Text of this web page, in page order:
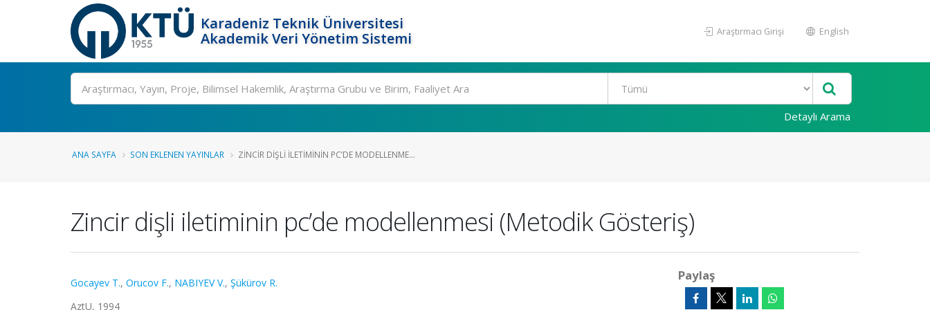
Karadeniz Teknik Üniversitesi
Akademik Veri Yönetim Sistemi
Araştırmacı Girişi English
Ara
Detaylı Arama
ANA SAYFA SON EKLENEN YAYINLAR ZINCIR DIŞLI ILETIMININ PC’DE MODELLENME...
Zincir dişli iletiminin pc’de modellenmesi (Metodik Gösteriş)
Gocayev T., Orucov F., NABIYEV V., Şükürov R.
AztU, 1994
Paylaş